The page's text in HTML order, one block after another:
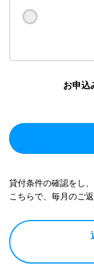
お申込
貸付条件の確認をし
こちらで、毎月のご